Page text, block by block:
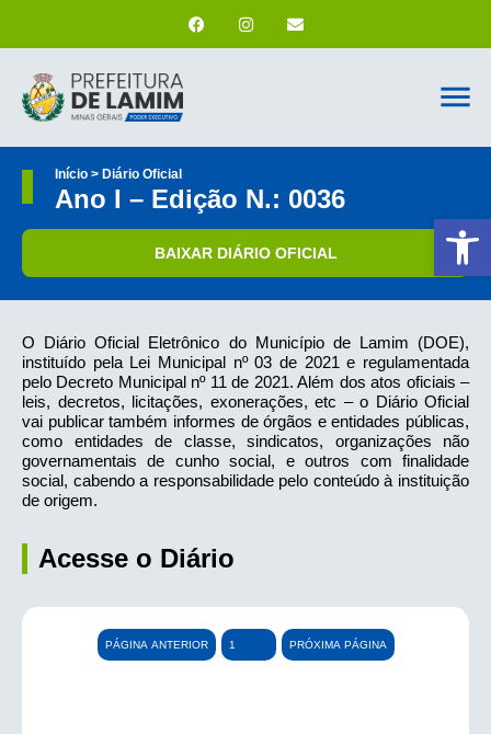
Início > Diário Oficial
Ano I – Edição N.: 0036
BAIXAR DIÁRIO OFICIAL
O Diário Oficial Eletrônico do Município de Lamim (DOE),
instituído pela Lei Municipal nº 03 de 2021 e regulamentada
pelo Decreto Municipal nº 11 de 2021. Além dos atos oficiais –
leis, decretos, licitações, exonerações, etc – o Diário Oficial
vai publicar também informes de órgãos e entidades públicas,
como entidades de classe, sindicatos, organizações não
governamentais de cunho social, e outros com finalidade
social, cabendo a responsabilidade pelo conteúdo à instituição
de origem.
Acesse o Diário
PÁGINA ANTERIOR PRÓXIMA PÁGINA